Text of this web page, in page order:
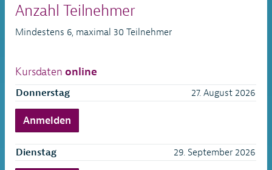
Anzahl Teilnehmer
Mindestens 6, maximal 30 Teilnehmer
Kursdatenonline
Donnerstag 27. August 2026
Anmelden
Dienstag 29. September 2026